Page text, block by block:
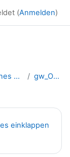
(Anmelden)
Gebundenes Wahlfach: Österreich gw_OE_tourismus
einklappen